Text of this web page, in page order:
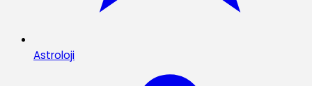
Astroloji